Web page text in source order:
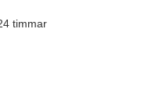
timmar